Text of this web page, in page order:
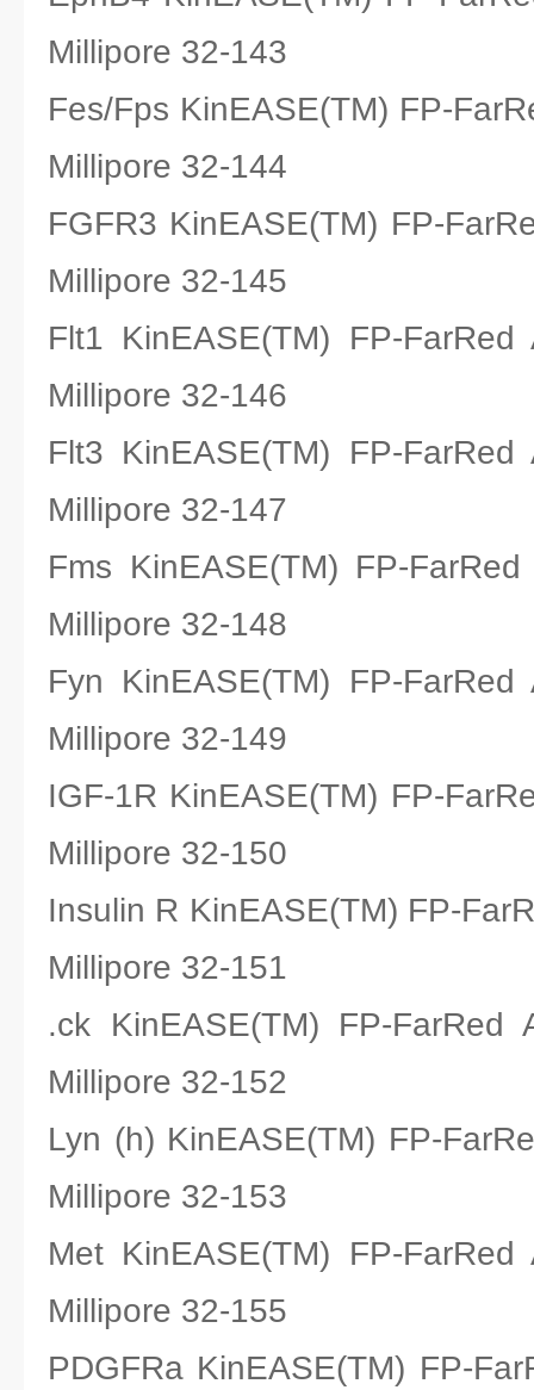
Millipore 32-143
Fes/Fps KinEASE(TM) FP-
Millipore 32-144
FGFR3 KinEASE(TM) FP-
Millipore 32-145
Flt1 KinEASE(TM) FP-
Millipore 32-146
Flt3 KinEASE(TM) FP-
Millipore 32-147
Fms KinEASE(TM) FP-
Millipore 32-148
Fyn KinEASE(TM) FP-
Millipore 32-149
IGF-1R KinEASE(TM) FP-
Millipore 32-150
Insulin R KinEASE(TM) FP-
Millipore 32-151
.ck KinEASE(TM) FP-
Millipore 32-152
Lyn (h) KinEASE(TM) FP-
Millipore 32-153
Met KinEASE(TM) FP-
Millipore 32-155
PDGFRa KinEASE(TM) FP-